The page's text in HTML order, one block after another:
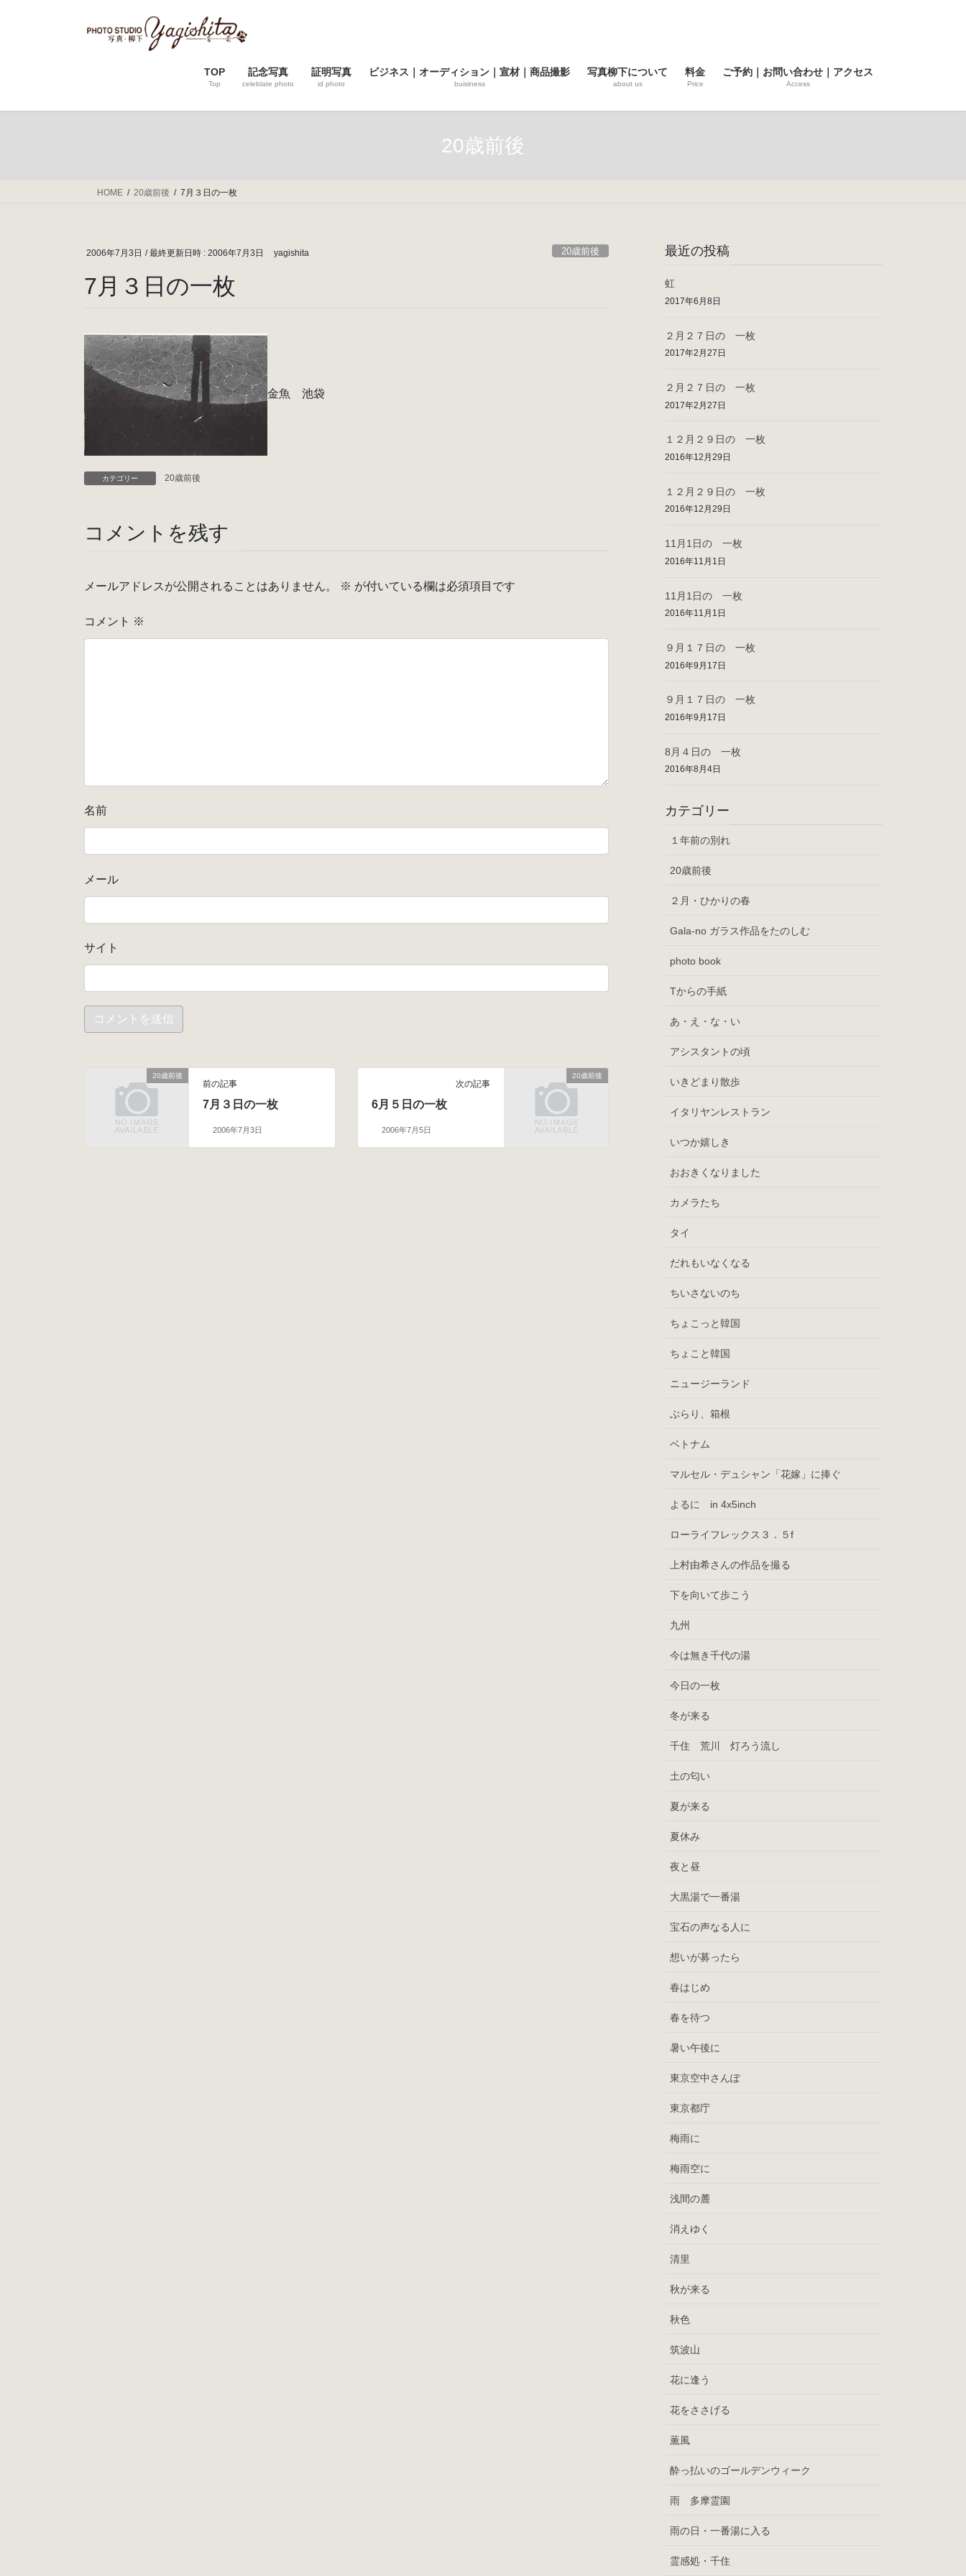
ス
ン
TOP
Top
記念写真
celeblate photo
証明写真
id photo
ビジネス｜オーディション｜宣材｜商品撮影
buisiness
写真柳下について
about us
料金
Price
ご予約｜お問い合わせ｜アクセス
Access
20歳前後
HOME 20歳前後 7月３日の一枚
2006年7月3日 / 最終更新日時 : 2006年7月3日 yagishita 20歳前後
7月３日の一枚
金魚 池袋
カテゴリー 20歳前後
コメントを残す
メールアドレスが公開されることはありません。 ※ が付いている欄は必須項目です
コメント ※
名前
メール
サイト
20歳前後
前の記事
7月３日の一枚
2006年7月3日
20歳前後
次の記事
6月５日の一枚
2006年7月5日
最近の投稿
虹
2017年6月8日
２月２７日の 一枚
2017年2月27日
２月２７日の 一枚
2017年2月27日
１２月２９日の 一枚
2016年12月29日
１２月２９日の 一枚
2016年12月29日
11月1日の 一枚
2016年11月1日
11月1日の 一枚
2016年11月1日
９月１７日の 一枚
2016年9月17日
９月１７日の 一枚
2016年9月17日
8月４日の 一枚
2016年8月4日
カテゴリー
１年前の別れ
20歳前後
２月・ひかりの春
Gala-no ガラス作品をたのしむ
photo book
Tからの手紙
あ・え・な・い
アシスタントの頃
いきどまり散歩
イタリヤンレストラン
いつか嬉しき
おおきくなりました
カメラたち
タイ
だれもいなくなる
ちいさないのち
ちょこっと韓国
ちょこと韓国
ニュージーランド
ぶらり、箱根
ベトナム
マルセル・デュシャン「花嫁」に捧ぐ
よるに in 4x5inch
ローライフレックス３．５f
上村由希さんの作品を撮る
下を向いて歩こう
九州
今は無き千代の湯
今日の一枚
冬が来る
千住 荒川 灯ろう流し
土の匂い
夏が来る
夏休み
夜と昼
大黒湯で一番湯
宝石の声なる人に
想いが募ったら
春はじめ
春を待つ
暑い午後に
東京空中さんぽ
東京都庁
梅雨に
梅雨空に
浅間の麓
消えゆく
清里
秋が来る
秋色
筑波山
花に逢う
花をささげる
薫風
酔っ払いのゴールデンウィーク
雨 多摩霊園
雨の日・一番湯に入る
霊感処・千住